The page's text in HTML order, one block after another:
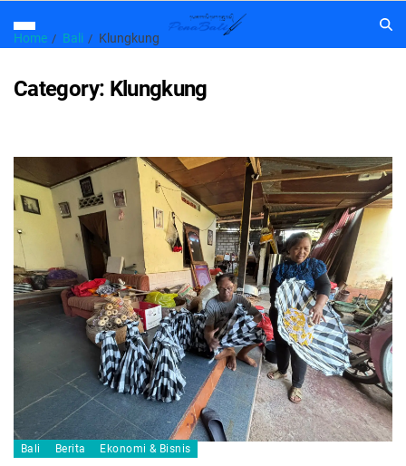
Home Bali Klungkung
Category: Klungkung
Bali Berita Ekonomi & Bisnis